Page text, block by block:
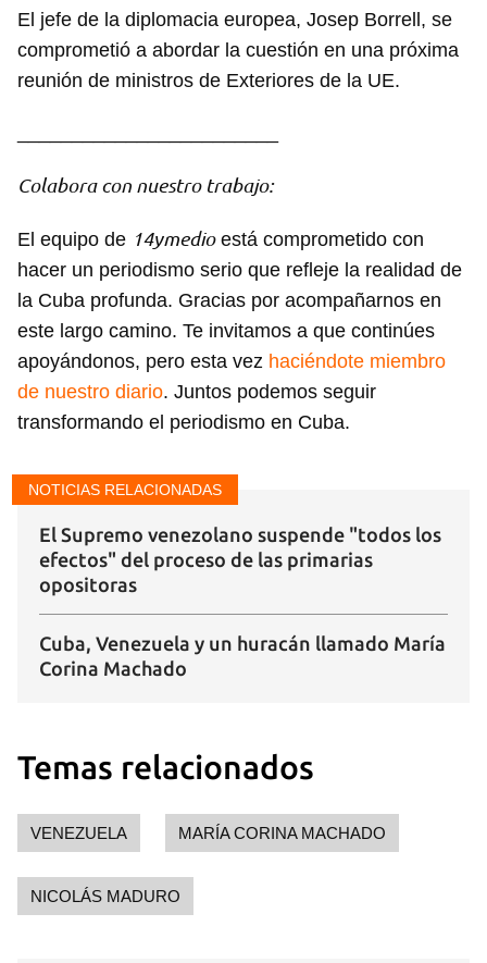
Guardar como favorito
INICIAR SESIÓN
El jefe de la diplomacia europea, Josep Borrell, se
comprometió a abordar la cuestión en una próxima
reunión de ministros de Exteriores de la UE.
Colabora con nuestro trabajo:
El equipo de 14ymedioestá comprometido con
hacer un periodismo serio que refleje la realidad de
la Cuba profunda. Gracias por acompañarnos en
este largo camino. Te invitamos a que continúes
apoyándonos, pero esta vez haciéndote miembro
de nuestro diario. Juntos podemos seguir
transformando el periodismo en Cuba.
NOTICIAS RELACIONADAS
El Supremo venezolano suspende "todos los
efectos" del proceso de las primarias
opositoras
Cuba, Venezuela y un huracán llamado María
Corina Machado
Temas relacionados
VENEZUELA MARÍA CORINA MACHADO
NICOLÁS MADURO